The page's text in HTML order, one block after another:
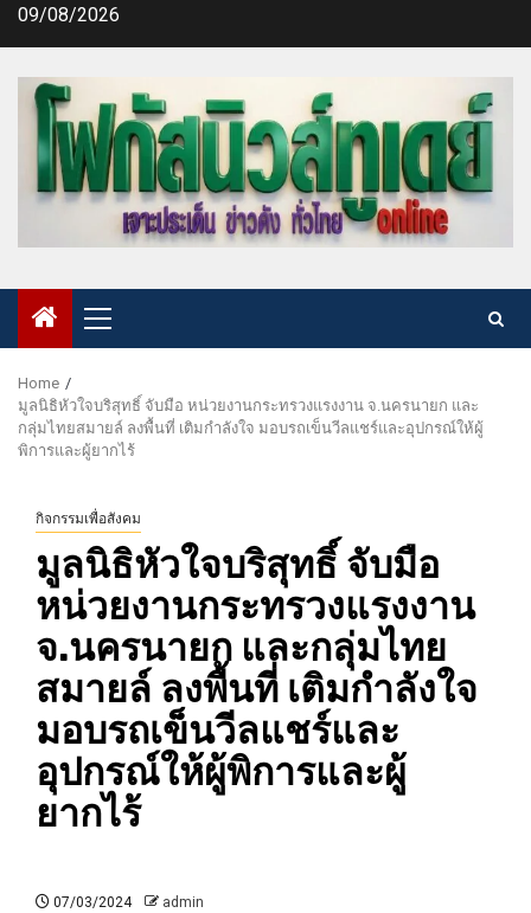
Skip09/08/2026
Primary
Menu
Home
มูลนิธิหัวใจบริสุทธิ์ จับมือ หน่วยงานกระทรวงแรงงาน จ.นครนายก และ
กลุ่มไทยสมายล์ ลงพื้นที่ เติมกำลังใจ มอบรถเข็นวีลแชร์และอุปกรณ์ให้ผู้
พิการและผู้ยากไร้
กิจกรรมเพื่อสังคม
มูลนิธิหัวใจบริสุทธิ์ จับมือ
หน่วยงานกระทรวงแรงงาน
จ.นครนายก และกลุ่มไทย
สมายล์ ลงพื้นที่ เติมกำลังใจ
มอบรถเข็นวีลแชร์และ
อุปกรณ์ให้ผู้พิการและผู้
ยากไร้
07/03/2024 admin